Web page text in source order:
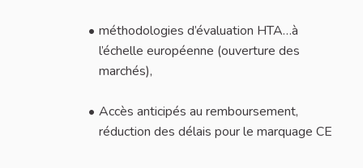
méthodologies d’évaluation HTA…à
l’échelle européenne (ouverture des
marchés),
Accès anticipés au remboursement,
réduction des délais pour le marquage CE